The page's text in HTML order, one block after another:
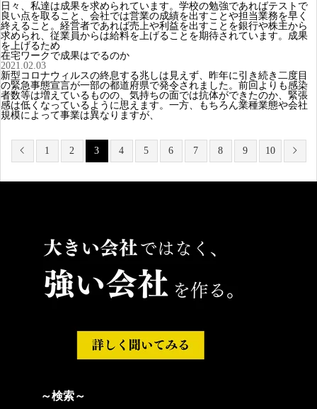
日々、私達は成果を求められています。学校の勉強であればテストで
良い点を取ること、会社では営業の成績を出すことや担当業務を早く
終えること。経営者であれば売上や利益を出すことを銀行や株主から
求められ、従業員からは給料を上げることを期待されています。成果
を上げるため
在宅ワークで成果はでるのか
2021.02.03
新型コロナウィルスの終息する兆しは見えず、昨年に引き続き二度目
の緊急事態宣言が一部の都道府県で発令されました。前回よりも感染
者数等は増えているものの、気持ちの面では抗体ができたのか、緊張
感は低くなっているように思えます。一方、もちろん業種業態や会社
規模によって事業は異なりますが、
1 2 3 4 5 6 7 8 9 10
～検索～